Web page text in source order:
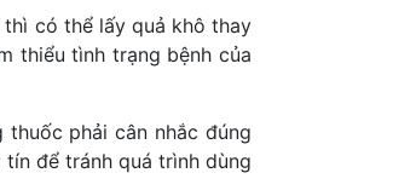
có thể lấy quả khô thay
thiểu tình trạng bệnh của
phải cân nhắc đúng
để tránh quá trình dùng